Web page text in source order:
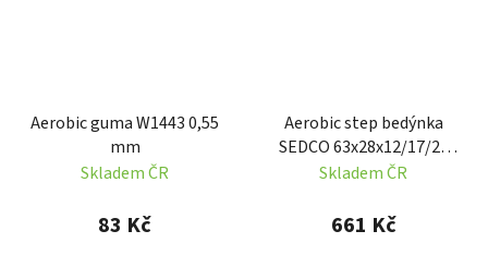
Aerobic guma W1443 0,55
mm
Skladem ČR
83 Kč
Aerobic step bedýnka
SEDCO 63x28x12/17/22
cm
Skladem ČR
661 Kč